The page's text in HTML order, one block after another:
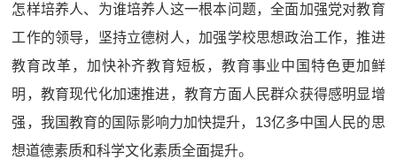
怎样培养人、为谁培养人这一根本问题，全面加强党对教育
工作的领导，坚持立德树人，加强学校思想政治工作，推进
教育改革，加快补齐教育短板，教育事业中国特色更加鲜
明，教育现代化加速推进，教育方面人民群众获得感明显增
强，我国教育的国际影响力加快提升，13亿多中国人民的思
想道德素质和科学文化素质全面提升。